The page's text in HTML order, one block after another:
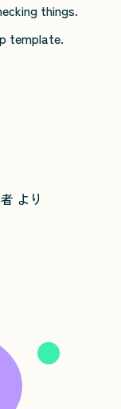
things.
template.
より